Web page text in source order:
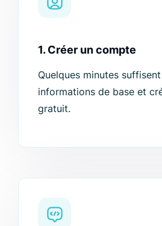
1. Créer un compte
Quelques minutes
informations de base et
gratuit.